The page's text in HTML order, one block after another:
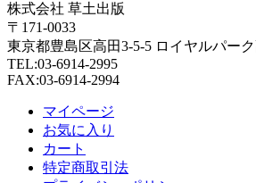
株式会社 草土出版
〒171-0033
東京都豊島区高田3-5-5 ロイヤルパー
TEL:03-6914-2995
FAX:03-6914-2994
マイページ
お気に入り
カート
特定商取引法